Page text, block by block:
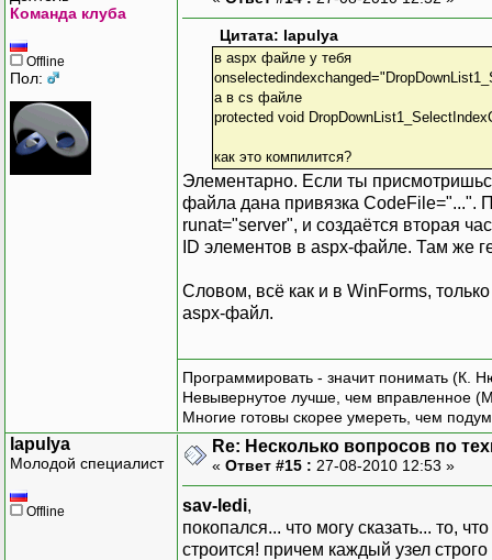
Команда клуба
Offline
Пол:
Цитата: lapulya
в aspx файле у тебя
а в cs файле
protected void
как это компилится?
Элементарно. Если ты
файла дана привязка CodeFile="...".
runat="server", и создаётся вторая
ID элементов в aspx-файле. Там же
Словом, всё как и в WinForms,
aspx-файл.
Программировать - значит понимать (К.
Невывернутое лучше, чем вправленное
Многие готовы скорее умереть, чем
lapulya
Молодой специалист
Offline
Re: Несколько вопросов по
« Ответ #15 : 27-08-2010 12:53 »
sav-ledi,
покопался... что могу сказать... то,
строится! причем каждый узел